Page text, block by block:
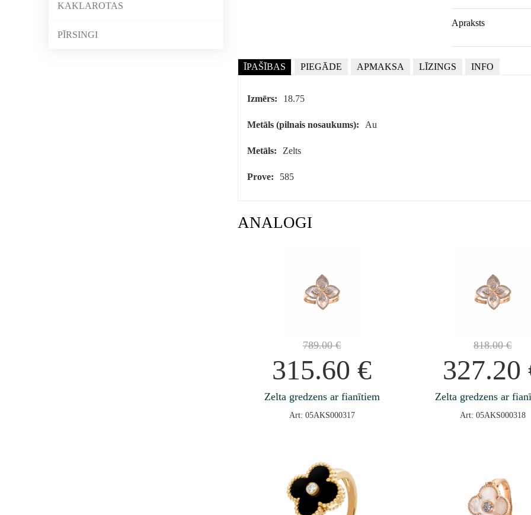
KAKLAROTAS
PĪRSINGI
Apraksts
ĪPAŠĪBAS PIEGĀDE APMAKSA LĪZINGS INFO
Izmērs: 18.75
Metāls (pilnais nosaukums): Au
Metāls: Zelts
Prove: 585
ANALOGI
789.00€
315.60€
Zelta gredzens ar fianītiem
Art: 05AKS000317
818.00€
327.20
Zelta gredzens ar
Art: 05AKS000318